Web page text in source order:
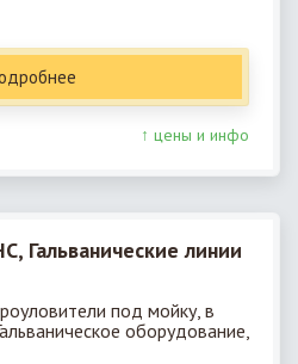
↑ цены и инфо
Гальванические линии
под мойку, в
оборудование,